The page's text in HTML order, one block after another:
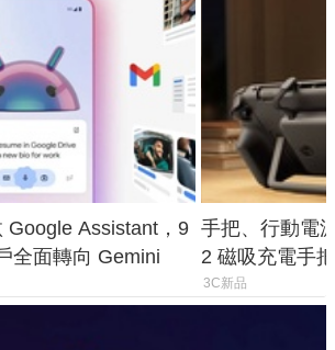
Google Assistant，9
全面轉向 Gemini
手把、行動電
2 磁吸充電手
倍
3C新品